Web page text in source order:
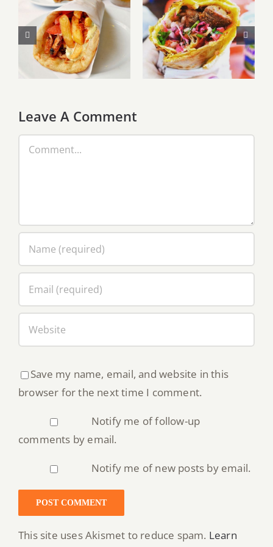
Unde să
mănânci în
Atena: 3
restaurante de
încercat
Unde să
mănânci în
Istanbul.
Restaurantele
noastre
Leave A Comment
Comment
Save my name, email, and website in this
browser for the next time I comment.
Notify me of follow-up
comments by email.
Notify me of new posts by email.
This site uses Akismet to reduce spam. Learn